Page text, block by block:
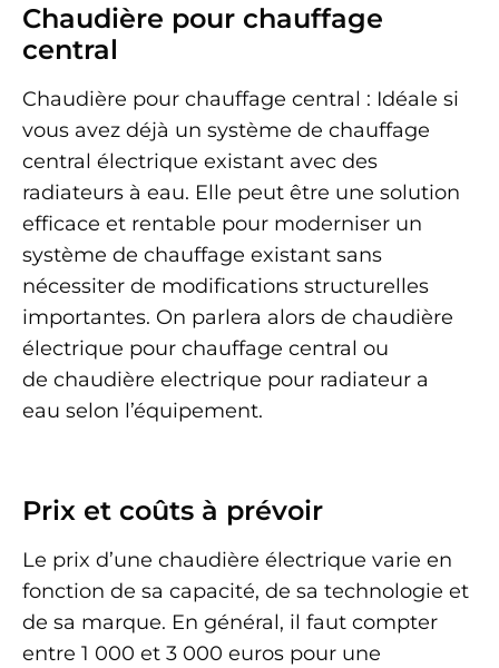
Chaudière pour chauffage
central
Chaudière pour chauffage central : Idéale si
vous avez déjà un système de chauffage
central électrique existant avec des
radiateurs à eau. Elle peut être une solution
efficace et rentable pour moderniser un
système de chauffage existant sans
nécessiter de modifications structurelles
importantes. On parlera alors de chaudière
électrique pour chauffage central ou
de chaudière electrique pour radiateur a
eau selon l’équipement.
Prix et coûts à prévoir
Le prix d’une chaudière électrique varie en
fonction de sa capacité, de sa technologie et
de sa marque. En général, il faut compter
entre 1 000 et 3 000 euros pour une